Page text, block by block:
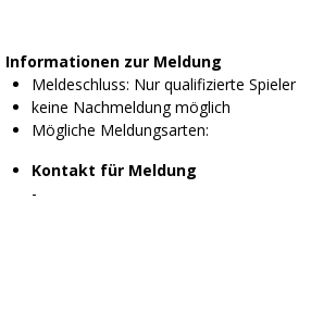
Informationen zur Meldung
Meldeschluss: Nur qualifizierte Spieler
keine Nachmeldung möglich
Mögliche Meldungsarten:
Kontakt für Meldung
-